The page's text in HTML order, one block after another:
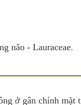
não - Lauraceae.
ở gân chính mặt